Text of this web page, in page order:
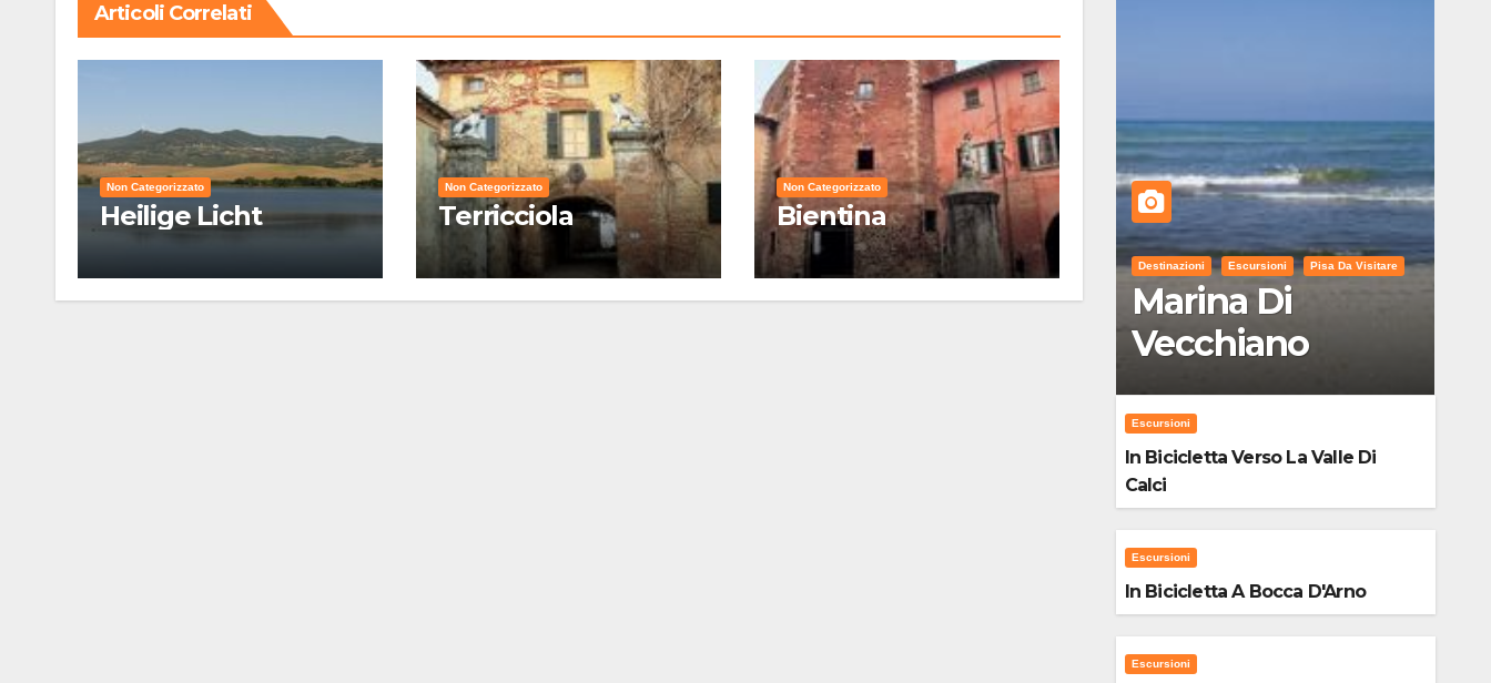
Articoli Correlati
Non Categorizzato
Heilige Licht
Non Categorizzato
Terricciola
Non Categorizzato
Bientina
Destinazioni Escursioni Pisa Da Visitare
Marina Di
Vecchiano
Escursioni
In Bicicletta Verso La Valle Di
Calci
Escursioni
In Bicicletta A Bocca D'Arno
Escursioni